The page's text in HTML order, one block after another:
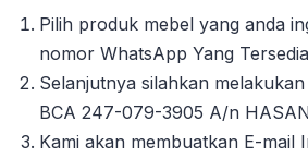
Pilih produk mebel yang anda
nomor WhatsApp Yang
Selanjutnya silahkan
BCA 247-079-3905 A/n
Kami akan membuatkan E-mail